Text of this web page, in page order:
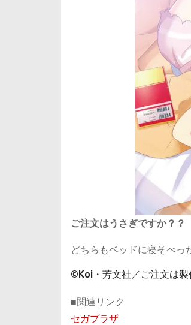
ご注文はうさぎですか？
どちらもベッドに寝そべっ
©Koi・芳文社／ご注文は製
■関連リンク
セガプラザ